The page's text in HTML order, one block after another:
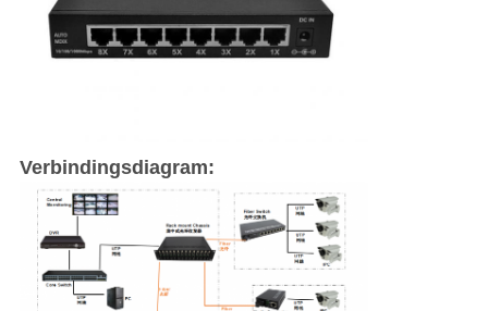
Verbindingsdiagram: